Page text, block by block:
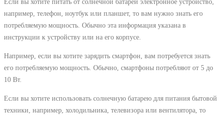
например, телефон, ноутбук или планшет, то вам нужно знать его
потребляемую мощность. Обычно эта информация указана в
инструкции к устройству или на его корпусе.
Например, если вы хотите зарядить смартфон, вам потребуется знать
его потребляемую мощность. Обычно, смартфоны потребляют от 5 до
10 Вт.
Если вы хотите использовать солнечную батарею для питания бытовой
техники, например, холодильника, телевизора или вентилятора, то